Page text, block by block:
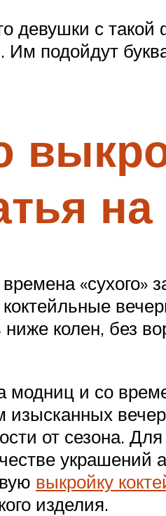
девушки с
подойдут
«сухого»
колен, без
и со
от сезона.
украшений
выкройку
изделия.